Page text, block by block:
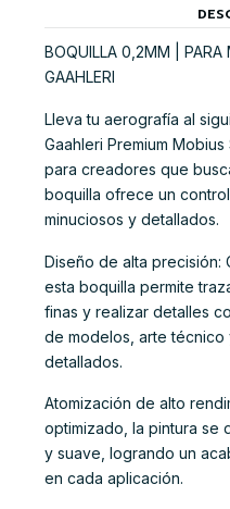
BOQUILLA 0,2MM | PARA
GAAHLERI
Lleva tu aerografía al
Gaahleri Premium
para creadores que
boquilla ofrece un
minuciosos y detallados.
Diseño de alta precisión:
esta boquilla permite
finas y realizar detalles
de modelos, arte técnico
detallados.
Atomización de alto
optimizado, la pintura se
y suave, logrando un
en cada aplicación.